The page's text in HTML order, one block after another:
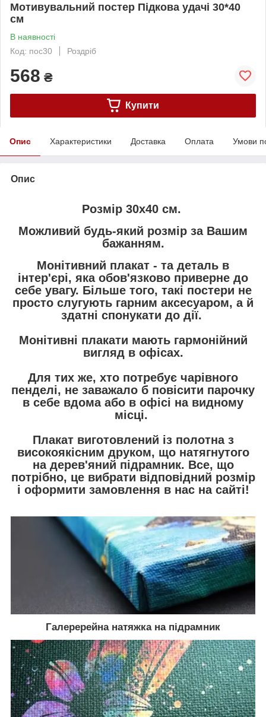
Мотивувальний постер Підкова удачі 30*40
см
В наявності
Код: пос30
Роздріб
568 ₴
Купити
Опис Характеристики Доставка Оплата Умови
Опис
Розмір 30х40 см.
Можливий будь-який розмір за Вашим
бажанням.
Монітивний плакат - та деталь в
інтер'єрі, яка обов'язково приверне до
себе увагу. Більше того, такі постери не
просто слугують гарним аксесуаром, а й
здатні спонукати до дії.
Монітивні плакати мають гармонійний
вигляд в офісах.
Для тих же, хто потребує чарівного
пенделі, не заважало б повісити парочку
в себе вдома або в офісі на видному
місці.
Плакат виготовлений із полотна з
високоякісним друком, що натягнутого
на дерев'яний підрамник. Все, що
потрібно, це вибрати відповідний розмір
і оформити замовлення в нас на сайті!
Галеререйна натяжка на підрамник